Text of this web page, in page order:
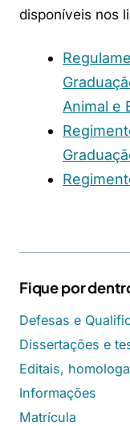
disponíveis nos
Animal e
Fique por
Defesas e
Dissertações e
Editais,
Informações
Matrícula